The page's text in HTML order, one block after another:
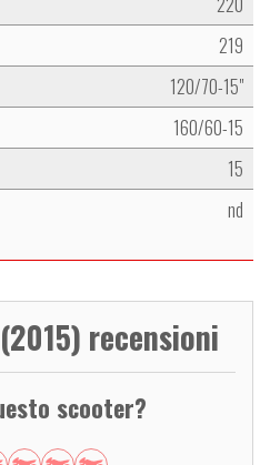
219
120/70-15"
160/60-15
15
nd
recensioni
scooter?